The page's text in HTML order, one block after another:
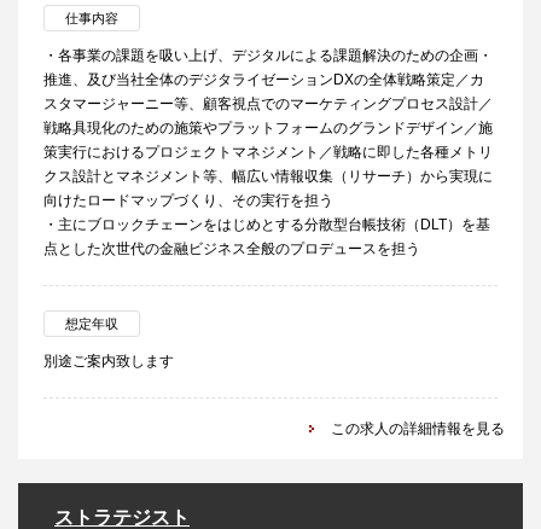
仕事内容
・各事業の課題を吸い上げ、デジタルによる課題解決のための企画・
推進、及び当社全体のデジタライゼーションDXの全体戦略策定／カ
スタマージャーニー等、顧客視点でのマーケティングプロセス設計／
戦略具現化のための施策やプラットフォームのグランドデザイン／施
策実行におけるプロジェクトマネジメント／戦略に即した各種メトリ
クス設計とマネジメント等、幅広い情報収集（リサーチ）から実現に
向けたロードマップづくり、その実行を担う
・主にブロックチェーンをはじめとする分散型台帳技術（DLT）を基
点とした次世代の金融ビジネス全般のプロデュースを担う
想定年収
別途ご案内致します
この求人の詳細情報を見る
ストラテジスト